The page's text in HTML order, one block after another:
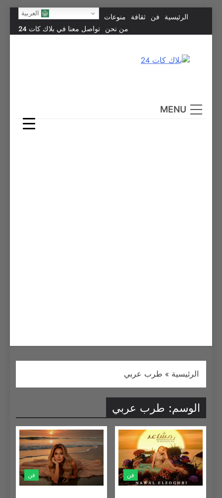
content
الرئيسية فن ثقافة منوعات العربية
من نحن تواصل معنا في بلاك كات 24
MENU
الرئيسية » طرب عربي
الوسم: طرب عربي
فن فن